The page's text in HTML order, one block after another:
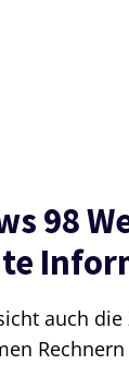
98
auch